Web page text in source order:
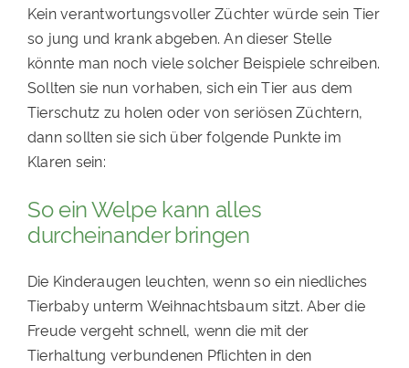
Kein verantwortungsvoller Züchter würde sein Tier
so jung und krank abgeben. An dieser Stelle
könnte man noch viele solcher Beispiele schreiben.
Sollten sie nun vorhaben, sich ein Tier aus dem
Tierschutz zu holen oder von seriösen Züchtern,
dann sollten sie sich über folgende Punkte im
Klaren sein:
So ein Welpe kann alles
durcheinander bringen
Die Kinderaugen leuchten, wenn so ein niedliches
Tierbaby unterm Weihnachtsbaum sitzt. Aber die
Freude vergeht schnell, wenn die mit der
Tierhaltung verbundenen Pflichten in den